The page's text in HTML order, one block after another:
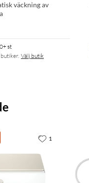
väckning av
st
Välj butik
1